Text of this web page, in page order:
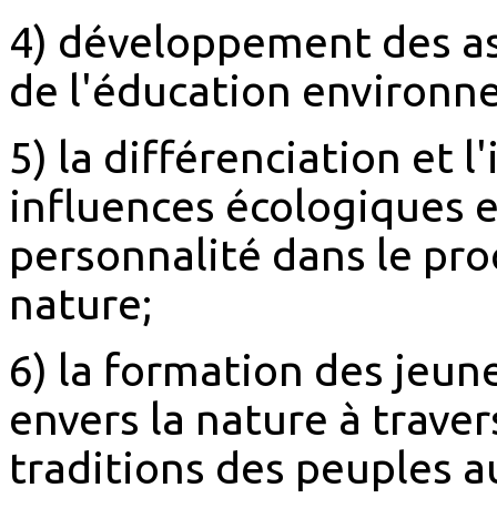
4) développement des
de l'éducation
5) la différenciation et
influences écologiques
personnalité dans le
nature;
6) la formation des
envers la nature à
traditions des peuples